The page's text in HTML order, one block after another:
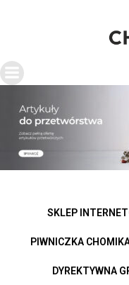
SKLEP
PIWNICZKA
DYREKTYWNA